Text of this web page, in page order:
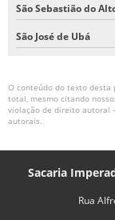
São Sebastião do
São José de Ubá
O conteúdo do texto desta
total, mesmo citando
violação de direito autoral
autorais.
Sacaria
Rua